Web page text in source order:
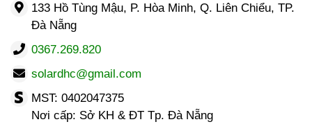
133 Hồ Tùng Mậu, P. Hòa Minh, Q. Liên Chiểu, TP.
Đà Nẵng
0367.269.820
solardhc@gmail.com
MST: 0402047375
Nơi cấp: Sở KH & ĐT Tp. Đà Nẵng